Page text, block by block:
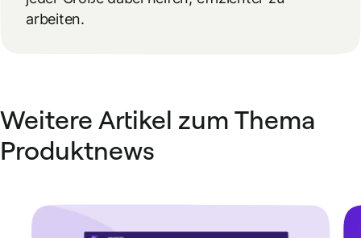
arbeiten.
Weitere Artikel zum Thema
Produktnews